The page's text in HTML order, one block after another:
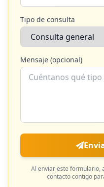
Tipo de consulta
Mensaje (opcional)
Al enviar este formulario,
contacto contigo